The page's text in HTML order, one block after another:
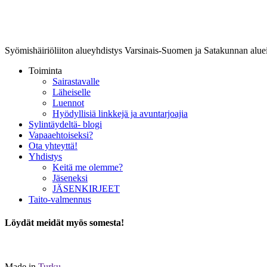
Syömishäiriöliiton alueyhdistys Varsinais-Suomen ja Satakunnan
Toiminta
Sairastavalle
Läheiselle
Luennot
Hyödyllisiä linkkejä ja avuntarjoajia
Sylintäydeltä- blogi
Vapaaehtoiseksi?
Ota yhteyttä!
Yhdistys
Keitä me olemme?
Jäseneksi
JÄSENKIRJEET
Taito-valmennus
Löydät meidät myös somesta!